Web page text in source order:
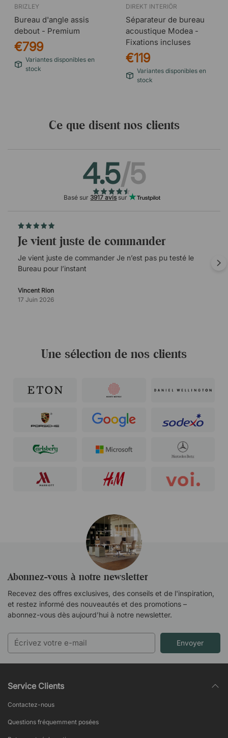
BRIZLEY
Bureau d'angle assis
debout - Premium
€799
Variantes disponibles en
stock
DIREKT INTERIÖR
Séparateur de bureau
acoustique Modea -
Fixations incluses
€119
Variantes disponibles en
stock
Ce que disent nos clients
4.5/5
Basé sur 3917 avis sur
Je vient juste de commander
Je vient juste de commander Je n’est pas pu testé le
Bureau pour l’instant
Vincent Rion
17 Juin 2026
Une sélection de nos clients
Abonnez-vous à notre newsletter
Recevez des offres exclusives, des conseils et de l'inspiration,
et restez informé des nouveautés et des promotions –
abonnez-vous dès aujourd’hui à notre newsletter.
Envoyer
Service Clients
Contactez-nous
Questions fréquemment posées